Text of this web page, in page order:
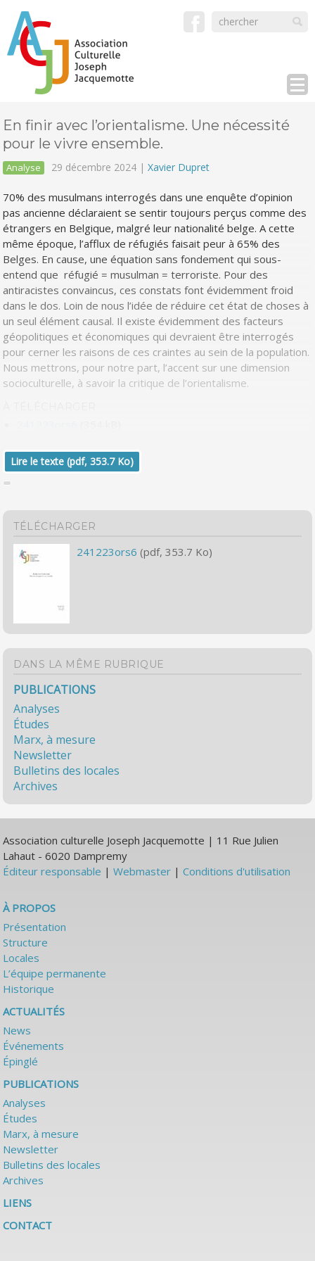
En finir avec l’orientalisme. Une nécessité
pour le vivre ensemble.
Analyse 29 décembre 2024 |Xavier Dupret
70% des musulmans interrogés dans une enquête d’opinion
pas ancienne déclaraient se sentir toujours perçus comme des
étrangers en Belgique, malgré leur nationalité belge. A cette
même époque, l’afflux de réfugiés faisait peur à 65% des
Belges. En cause, une équation sans fondement qui sous-
entend que réfugié = musulman = terroriste. Pour des
antiracistes convaincus, ces constats font évidemment froid
dans le dos. Loin de nous l’idée de réduire cet état de choses à
un seul élément causal. Il existe évidemment des facteurs
géopolitiques et économiques qui devraient être interrogés
pour cerner les raisons de ces craintes au sein de la population.
Nous mettrons, pour notre part, l’accent sur une dimension
socioculturelle, à savoir la critique de l’orientalisme.
Lire le texte (pdf, 353.7 Ko)
TÉLÉCHARGER
241223ors6 (pdf, 353.7 Ko)
DANS LA MÊME RUBRIQUE
PUBLICATIONS
Analyses
Études
Marx, à mesure
Newsletter
Bulletins des locales
Archives
Association culturelle Joseph Jacquemotte | 11 Rue Julien
Lahaut - 6020 Dampremy
Éditeur responsable |Webmaster |Conditions d'utilisation
À PROPOS
Présentation
Structure
Locales
L’équipe permanente
Historique
ACTUALITÉS
News
Événements
Épinglé
PUBLICATIONS
Analyses
Études
Marx, à mesure
Newsletter
Bulletins des locales
Archives
LIENS
CONTACT